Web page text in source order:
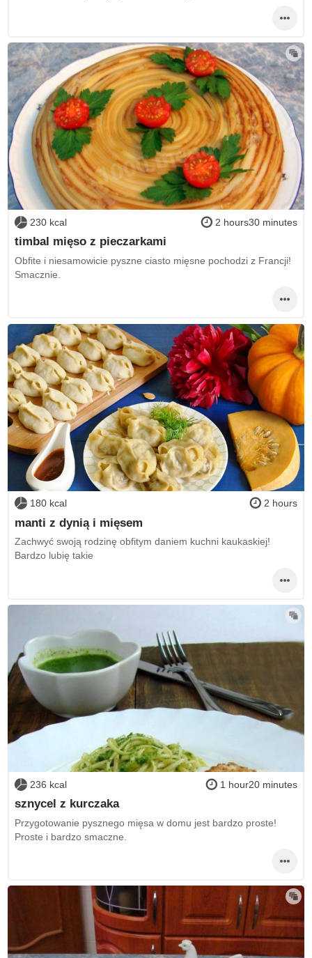
230 kcal 2 hours30 minutes
timbal mięso z pieczarkami
Obfite i niesamowicie pyszne ciasto mięsne pochodzi z Francji!
Smacznie.
180 kcal 2 hours
manti z dynią i mięsem
Zachwyć swoją rodzinę obfitym daniem kuchni kaukaskiej!
Bardzo lubię takie
236 kcal 1 hour20 minutes
sznycel z kurczaka
Przygotowanie pysznego mięsa w domu jest bardzo proste!
Proste i bardzo smaczne.